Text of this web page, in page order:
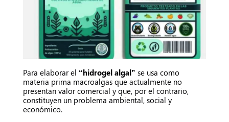
Para elaborar el “hidrogel algal” se usa como
materia prima macroalgas que actualmente no
presentan valor comercial y que, por el contrario,
constituyen un problema ambiental, social y
económico.